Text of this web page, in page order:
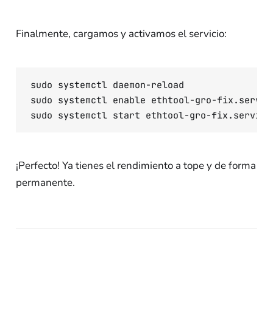
Finalmente, cargamos y activamos el servicio:
sudo systemctl daemon-reload
sudo systemctl enable ethtool-gro-
¡Perfecto! Ya tienes el rendimiento a tope y de forma
permanente.